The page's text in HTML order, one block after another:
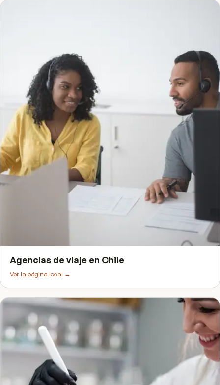
Agencias de viaje en Chile
Ver la página local →